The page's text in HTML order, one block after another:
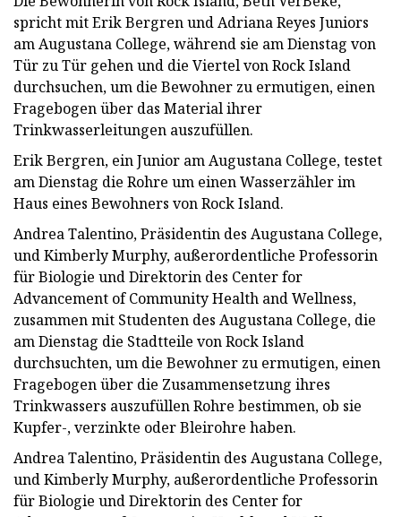
spricht mit Erik Bergren und Adriana Reyes Juniors
am Augustana College, während sie am Dienstag von
Tür zu Tür gehen und die Viertel von Rock Island
durchsuchen, um die Bewohner zu ermutigen, einen
Fragebogen über das Material ihrer
Trinkwasserleitungen auszufüllen.
Erik Bergren, ein Junior am Augustana College, testet
am Dienstag die Rohre um einen Wasserzähler im
Haus eines Bewohners von Rock Island.
Andrea Talentino, Präsidentin des Augustana College,
und Kimberly Murphy, außerordentliche Professorin
für Biologie und Direktorin des Center for
Advancement of Community Health and Wellness,
zusammen mit Studenten des Augustana College, die
am Dienstag die Stadtteile von Rock Island
durchsuchten, um die Bewohner zu ermutigen, einen
Fragebogen über die Zusammensetzung ihres
Trinkwassers auszufüllen Rohre bestimmen, ob sie
Kupfer-, verzinkte oder Bleirohre haben.
Andrea Talentino, Präsidentin des Augustana College,
und Kimberly Murphy, außerordentliche Professorin
für Biologie und Direktorin des Center for